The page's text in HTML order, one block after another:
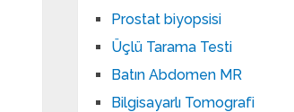
Prostat biyopsisi
Üçlü Tarama Testi
Batın Abdomen MR
Bilgisayarlı Tomografi